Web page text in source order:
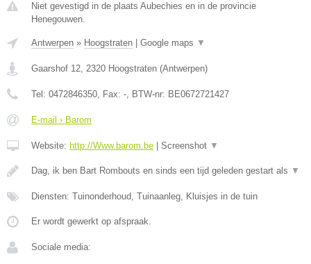
Niet gevestigd in de plaats Aubechies en in de provincie
Henegouwen.
Antwerpen » Hoogstraten Google maps ▼
Gaarshof 12, 2320 Hoogstraten (Antwerpen)
Tel: 0472846350, Fax: -, BTW-nr: BE0672721427
E-mail › Barom
Website: http://Www.barom.be Screenshot ▼
Dag, ik ben Bart Rombouts en sinds een tijd geleden gestart als ▼
Diensten: Tuinonderhoud, Tuinaanleg, Kluisjes in de tuin
Er wordt gewerkt op afspraak.
Sociale media: